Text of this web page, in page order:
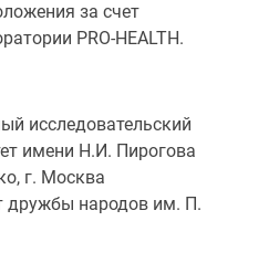
за счет
PRO-HEALTH.
исследовательский
имени Н.И. Пирогова
г. Москва
дружбы народов им. П.